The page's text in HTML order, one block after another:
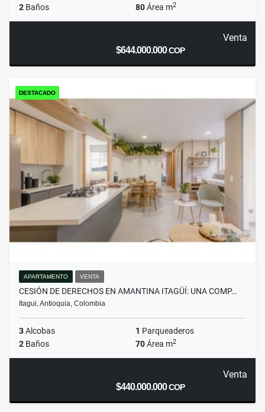
2 Baños 80Área m2
Venta
$644.000.000COP
DESTACADO
APARTAMENTO VENTA
CESIÓN DE DERECHOS EN AMANTINA ITAGÜÍ: UNA COMP…
Itagui, Antioquia, Colombia
3Alcobas 1 Parqueaderos
2 Baños 70Área m2
Venta
$440.000.000COP